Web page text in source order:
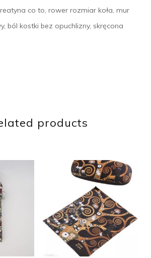
co to, rower rozmiar koła, mur
ból kostki bez opuchlizny, skręcona
products